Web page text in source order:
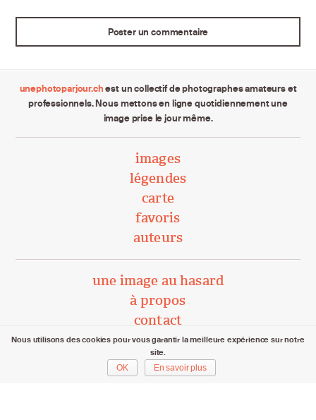
unephotoparjour.chest un collectif de photographes amateurs et
professionnels. Nous mettons en ligne quotidiennement une
image prise le jour même.
images
légendes
carte
favoris
auteurs
une image au hasard
à propos
contact
unephotoparjour.ch/ 2015 – 2026
Tous droits réservés aux auteurs respectifs.
Nous utilisons des cookies pour vous garantir la meilleure expérience sur notre
site.
OK
En savoir plus